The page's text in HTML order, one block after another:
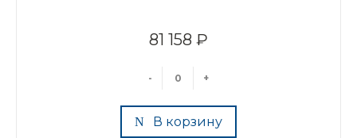
81 158 ₽
- +
В корзину